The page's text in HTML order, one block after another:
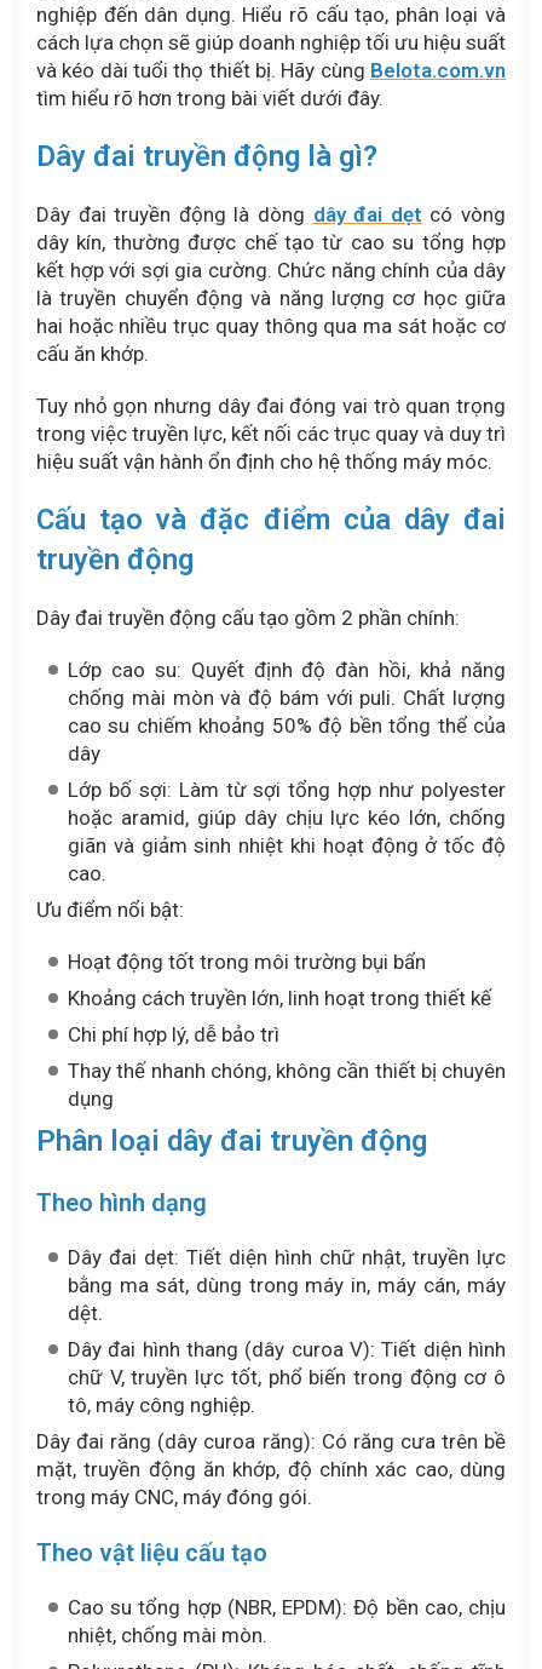
nghiệp đến dân dụng. Hiểu rõ cấu tạo, phân loại và
cách lựa chọn sẽ giúp doanh nghiệp tối ưu hiệu suất
và kéo dài tuổi thọ thiết bị. Hãy cùng Belota.com.vn
tìm hiểu rõ hơn trong bài viết dưới đây.
Dây đai truyền động là gì?
Dây đai truyền động là dòng dây đai dẹt có vòng
dây kín, thường được chế tạo từ cao su tổng hợp
kết hợp với sợi gia cường. Chức năng chính của dây
là truyền chuyển động và năng lượng cơ học giữa
hai hoặc nhiều trục quay thông qua ma sát hoặc cơ
cấu ăn khớp.
Tuy nhỏ gọn nhưng dây đai đóng vai trò quan trọng
trong việc truyền lực, kết nối các trục quay và duy trì
hiệu suất vận hành ổn định cho hệ thống máy móc.
Cấu tạo và đặc điểm của dây đai
truyền động
Dây đai truyền động cấu tạo gồm 2 phần chính:
Lớp cao su: Quyết định độ đàn hồi, khả năng
chống mài mòn và độ bám với puli. Chất lượng
cao su chiếm khoảng 50% độ bền tổng thể của
dây
Lớp bố sợi: Làm từ sợi tổng hợp như polyester
hoặc aramid, giúp dây chịu lực kéo lớn, chống
giãn và giảm sinh nhiệt khi hoạt động ở tốc độ
cao.
Ưu điểm nổi bật:
Hoạt động tốt trong môi trường bụi bẩn
Khoảng cách truyền lớn, linh hoạt trong thiết kế
Chi phí hợp lý, dễ bảo trì
Thay thế nhanh chóng, không cần thiết bị chuyên
dụng
Phân loại dây đai truyền động
Theo hình dạng
Dây đai dẹt: Tiết diện hình chữ nhật, truyền lực
bằng ma sát, dùng trong máy in, máy cán, máy
dệt.
Dây đai hình thang (dây curoa V): Tiết diện hình
chữ V, truyền lực tốt, phổ biến trong động cơ ô
tô, máy công nghiệp.
Dây đai răng (dây curoa răng): Có răng cưa trên bề
mặt, truyền động ăn khớp, độ chính xác cao, dùng
trong máy CNC, máy đóng gói.
Theo vật liệu cấu tạo
Cao su tổng hợp (NBR, EPDM): Độ bền cao, chịu
nhiệt, chống mài mòn.